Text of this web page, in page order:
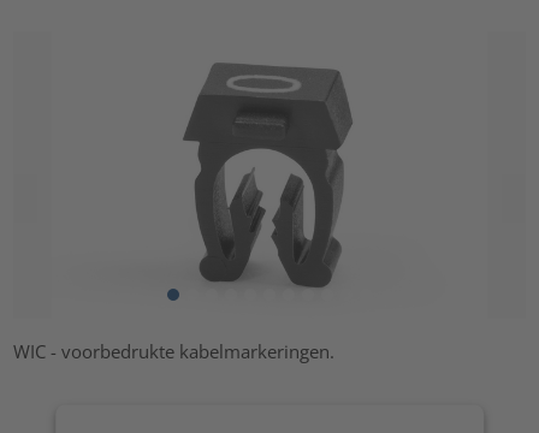
WIC - voorbedrukte kabelmarkeringen.